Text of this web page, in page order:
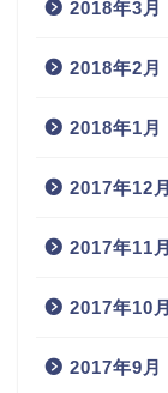
2018年3月
2018年2月
2018年1月
2017年12月
2017年11月
2017年10月
2017年9月